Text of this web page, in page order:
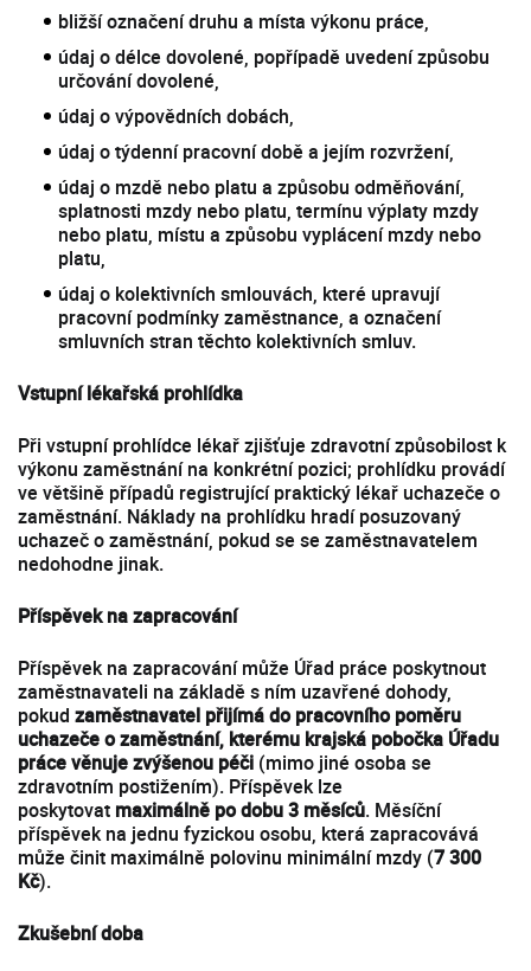
bližší označení druhu a místa výkonu práce,
údaj o délce dovolené, popřípadě uvedení způsobu
určování dovolené,
údaj o výpovědních dobách,
údaj o týdenní pracovní době a jejím rozvržení,
údaj o mzdě nebo platu a způsobu odměňování,
splatnosti mzdy nebo platu, termínu výplaty mzdy
nebo platu, místu a způsobu vyplácení mzdy nebo
platu,
údaj o kolektivních smlouvách, které upravují
pracovní podmínky zaměstnance, a označení
smluvních stran těchto kolektivních smluv.
Vstupní lékařská prohlídka
Při vstupní prohlídce lékař zjišťuje zdravotní způsobilost k
výkonu zaměstnání na konkrétní pozici; prohlídku provádí
ve většině případů registrující praktický lékař uchazeče o
zaměstnání. Náklady na prohlídku hradí posuzovaný
uchazeč o zaměstnání, pokud se se zaměstnavatelem
nedohodne jinak.
Příspěvek na zapracování
Příspěvek na zapracování může Úřad práce poskytnout
zaměstnavateli na základě s ním uzavřené dohody,
pokud zaměstnavatel přijímá do pracovního poměru
uchazeče o zaměstnání, kterému krajská pobočka Úřadu
práce věnuje zvýšenou péči (mimo jiné osoba se
zdravotním postižením). Příspěvek lze
poskytovat maximálně po dobu 3 měsíců. Měsíční
příspěvek na jednu fyzickou osobu, která zapracovává
může činit maximálně polovinu minimální mzdy (7 300
Kč).
Zkušební doba